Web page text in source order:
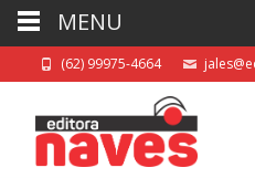
(62) 99975-4664
MENU